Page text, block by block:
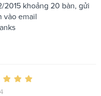
khoảng 20 bàn, gửi
vào email